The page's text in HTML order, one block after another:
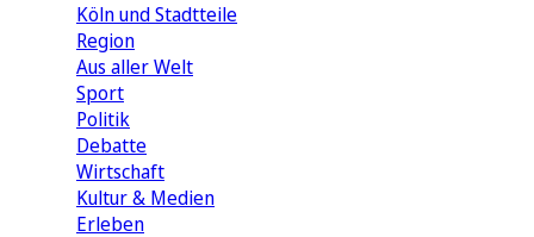
Köln und Stadtteile
Region
Aus aller Welt
Sport
Politik
Debatte
Wirtschaft
Kultur & Medien
Erleben